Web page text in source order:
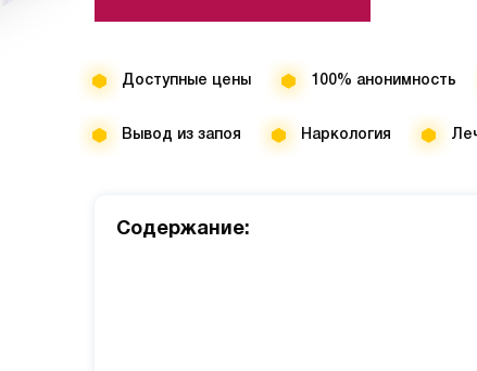
Доступные цены 100% анонимность
Вывод из запоя Наркология
Cодержание: